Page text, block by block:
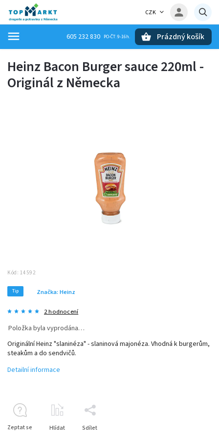
CZK
605 232 830 Prázdný košík
Heinz Bacon Burger sauce 220ml -
Originál z Německa
Kód: 14592
Tip
2 hodnocení
Značka: Heinz
Položka byla vyprodána…
Originální Heinz "slaninéza" - slaninová majonéza. Vhodná k burgerům,
steakům a do sendvičů.
Detailní informace
Zeptat se Hlídat Sdílet